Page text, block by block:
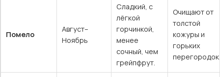
Помело
Август–
Ноябрь
Сладкий, с
лёгкой
горчинкой,
менее
сочный, чем
грейпфрут.
Очищают от
толстой
кожуры и
горьких
перегородок.